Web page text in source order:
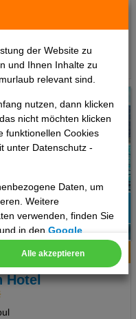
der Website zu
und Ihnen Inhalte zu
relevant sind.
nutzen, dann klicken
das nicht möchten klicken
funktionellen Cookies
unter Datenschutz -
Daten, um
Weitere
verwenden, finden Sie
und in denGoogle
Alle akzeptieren
Karte
Hotel